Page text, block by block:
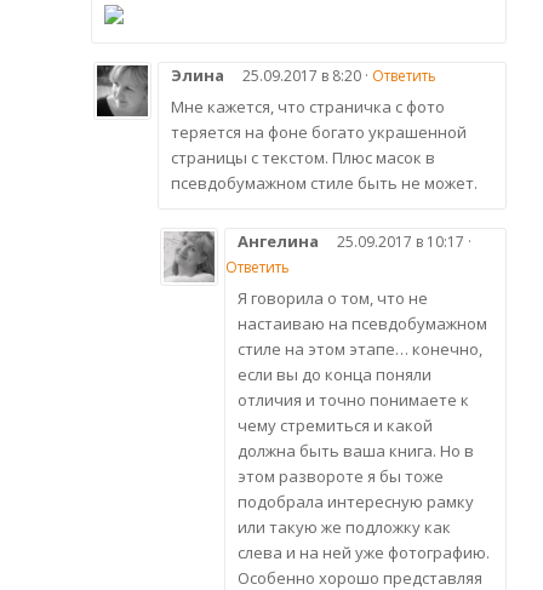
Элина 25.09.2017 в 8:20 · Ответить
Мне кажется, что страничка с фото
теряется на фоне богато украшенной
страницы с текстом. Плюс масок в
псевдобумажном стиле быть не может.
Ангелина
25.09.2017 в 10:17 ·
Ответить
Я говорила о том, что не
настаиваю на псевдобумажном
стиле на этом этапе… конечно,
если вы до конца поняли
отличия и точно понимаете к
чему стремиться и какой
должна быть ваша книга. Но в
этом развороте я бы тоже
подобрала интересную рамку
или такую же подложку как
слева и на ней уже фотографию.
Особенно хорошо представляя